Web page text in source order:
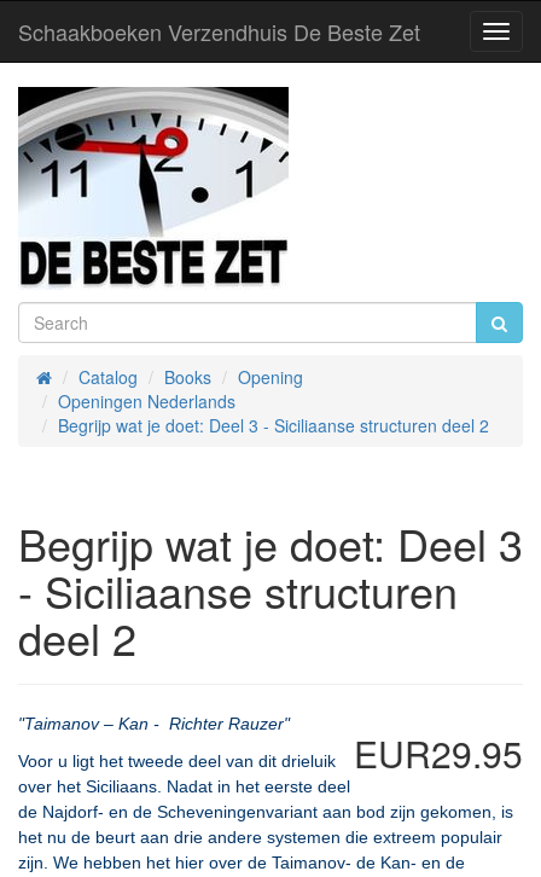
Schaakboeken Verzendhuis De Beste Zet
HomeCatalog Books
Opening
Openingen Nederlands
Begrijp wat je doet: Deel 3 - Siciliaanse structuren deel 2
Begrijp wat je doet: Deel 3
- Siciliaanse structuren
deel 2
EUR29.95
"Taimanov – Kan - Richter Rauzer"
Voor u ligt het tweede deel van dit drieluik
over het Siciliaans. Nadat in het eerste deel
de Najdorf- en de Scheveningenvariant aan bod zijn gekomen, is
het nu de beurt aan drie andere systemen die extreem populair
zijn. We hebben het hier over de Taimanov- de Kan- en de